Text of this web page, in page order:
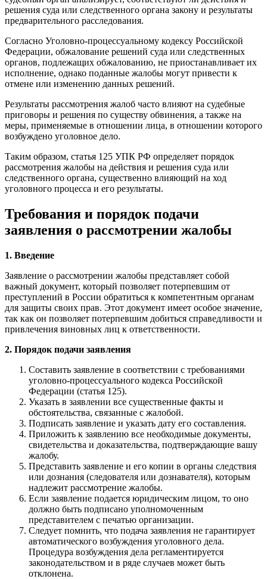
решения суда или следственного органа закону и результаты
предварительного расследования.
Согласно Уголовно-процессуальному кодексу Российской
Федерации, обжалование решений суда или следственных
органов, подлежащих обжалованию, не приостанавливает их
исполнение, однако поданные жалобы могут привести к
отмене или изменению данных решений.
Результаты рассмотрения жалоб часто влияют на судебные
приговоры и решения по существу обвинения, а также на
меры, применяемые в отношении лица, в отношении которого
возбуждено уголовное дело.
Таким образом, статья 125 УПК РФ определяет порядок
рассмотрения жалобы на действия и решения суда или
следственного органа, существенно влияющий на ход
уголовного процесса и его результаты.
Требования и порядок подачи
заявления о рассмотрении жалобы
1. Введение
Заявление о рассмотрении жалобы представляет собой
важный документ, который позволяет потерпевшим от
преступлений в России обратиться к компетентным органам
для защиты своих прав. Этот документ имеет особое значение,
так как он позволяет потерпевшим добиться справедливости и
привлечения виновных лиц к ответственности.
2. Порядок подачи заявления
Составить заявление в соответствии с требованиями
уголовно-процессуального кодекса Российской
Федерации (статья 125).
Указать в заявлении все существенные факты и
обстоятельства, связанные с жалобой.
Подписать заявление и указать дату его составления.
Приложить к заявлению все необходимые документы,
свидетельства и доказательства, подтверждающие вашу
жалобу.
Представить заявление и его копии в органы следствия
или дознания (следователя или дознавателя), которым
надлежит рассмотрение жалобы.
Если заявление подается юридическим лицом, то оно
должно быть подписано уполномоченным
представителем с печатью организации.
Следует помнить, что подача заявления не гарантирует
автоматического возбуждения уголовного дела.
Процедура возбуждения дела регламентируется
законодательством и в ряде случаев может быть
отклонена.